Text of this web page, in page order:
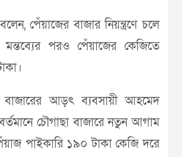
পেঁয়াজের বাজার নিয়ন্ত্রণে চলে
পরও পেঁয়াজের কেজিতে
বাজারের আড়ৎ ব্যবসায়ী আহমেদ
চৌগাছা বাজারে নতুন আগাম
পাইকারি ১৯০ টাকা কেজি দরে